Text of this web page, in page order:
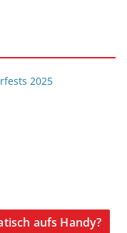
2025
aufs Handy?